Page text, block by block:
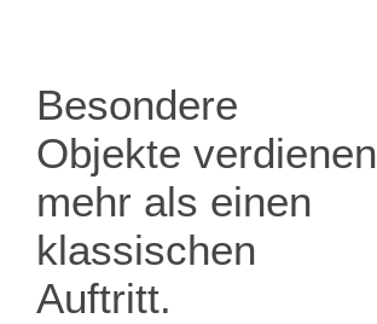
Besondere
Objekte verdienen
mehr als einen
klassischen
Auftritt.